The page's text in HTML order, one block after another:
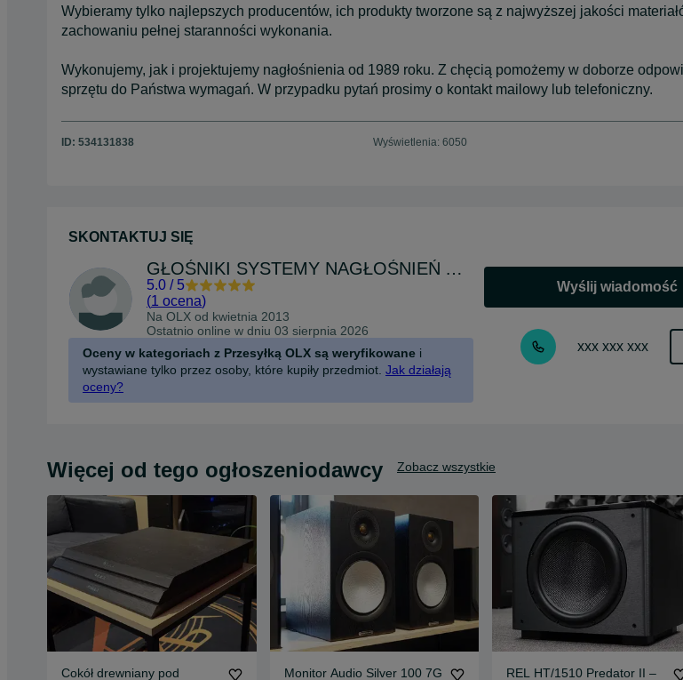
Wybieramy tylko najlepszych producentów, ich produkty tworzone są z najwyższej jakości
zachowaniu pełnej staranności wykonania.
Wykonujemy, jak i projektujemy nagłośnienia od 1989 roku. Z chęcią pomożemy w doborze
sprzętu do Państwa wymagań. W przypadku pytań prosimy o kontakt mailowy lub telefoniczny.
ID: 534131838 Wyświetlenia: 6050
SKONTAKTUJ SIĘ
GŁOŚNIKI SYSTEMY NAGŁOŚNIEŃ AKUSTYKA
5.0 / 5
(1 ocena)
Na OLX od kwietnia 2013
Ostatnio online w dniu 03 sierpnia 2026
Oceny w kategoriach z Przesyłką OLX są weryfikowane i
wystawiane tylko przez osoby, które kupiły przedmiot. Jak działają
oceny?
Wyślij wiadomość
xxx xxx xxx
Więcej od tego ogłoszeniodawcy Zobacz wszystkie
Cokół drewniany pod Monitor Audio Silver 100 7G REL HT/1510 Predator II –